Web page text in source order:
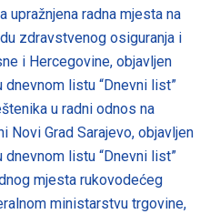
upražnjena radna mjesta na
zdravstvenog osiguranja i
i Hercegovine, objavljen
listu “Dnevni list”
u radni odnos na
Novi Grad Sarajevo, objavljen
listu “Dnevni list”
mjesta rukovodećeg
ministarstvu trgovine,